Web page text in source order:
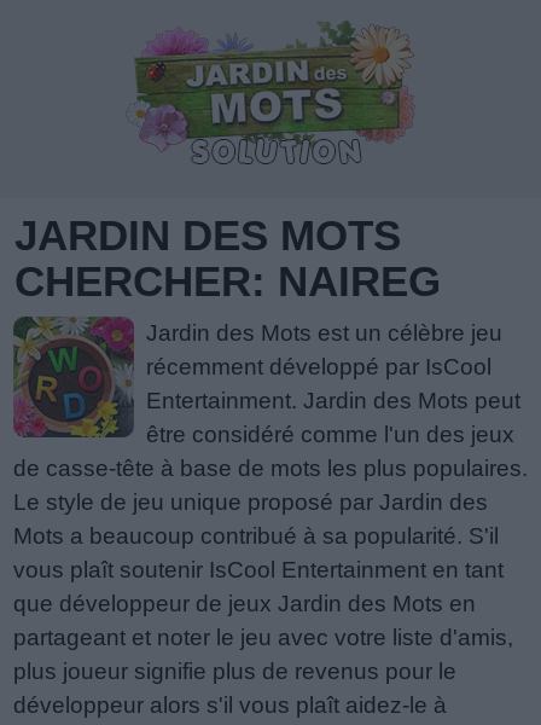
JARDIN DES MOTS
CHERCHER: NAIREG
Jardin des Mots est un célèbre jeu
récemment développé par IsCool
Entertainment. Jardin des Mots peut
être considéré comme l'un des jeux
de casse-tête à base de mots les plus populaires.
Le style de jeu unique proposé par Jardin des
Mots a beaucoup contribué à sa popularité. S'il
vous plaît soutenir IsCool Entertainment en tant
que développeur de jeux Jardin des Mots en
partageant et noter le jeu avec votre liste d'amis,
plus joueur signifie plus de revenus pour le
développeur alors s'il vous plaît aidez-le à